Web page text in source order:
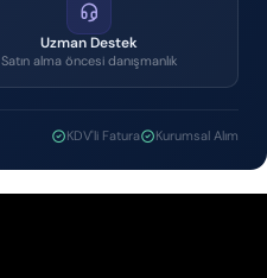
Uzman Destek
Satın alma öncesi danışmanlık
KDV'li Fatura Kurumsal Alım